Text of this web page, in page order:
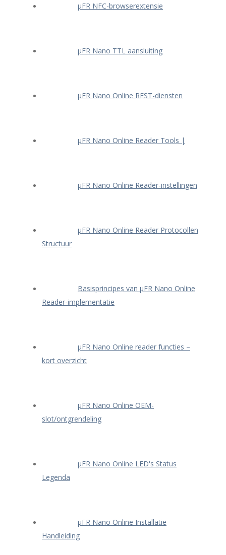
μFR NFC-browserextensie
μFR Nano TTL aansluiting
μFR Nano Online REST-diensten
μFR Nano Online Reader Tools |
μFR Nano Online Reader-instellingen
μFR Nano Online Reader Protocollen
Structuur
Basisprincipes van μFR Nano Online
Reader-implementatie
μFR Nano Online reader functies –
kort overzicht
μFR Nano Online OEM-
slot/ontgrendeling
μFR Nano Online LED's Status
Legenda
μFR Nano Online Installatie
Handleiding